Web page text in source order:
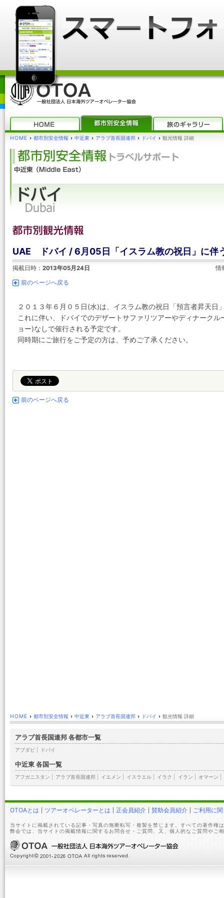
HOME › 都市別安全情報 › 中近東 › アラブ首長国連邦 › ドバイ › 観光情報 詳細
UAE ドバイ / 6月05日「イスラム教の祝日」に伴
掲載日時： 2013年05月24日 情
前のページへ戻る
２０１３年６月０５日(水)は、イスラム教の祝日「預言者昇天
これに伴い、ドバイでのデザートサファリツアーやディナーク
ョー)なしで催行される予定です。
同時期にご旅行をご予定の方は、予めご了承ください。
前のページへ戻る
HOME › 都市別安全情報 › 中近東 › アラブ首長国連邦 › ドバイ › 観光情報 詳細
アラブ首長国連邦 各都市一覧
アブダビ ドバイ
中近東 各国一覧
アフガニスタン アラブ首長国連邦 イエメン イスラエル イラク イラン オマーン
OTOAとは ツアーオペレーターとは 正会員紹介 賛助会員紹介 ご利用に
当サイトに掲載されている記事・写真の無断転写・複製を禁じます。すべての著作権
弊会では、当サイトの掲載情報に関するお問合せ・ご質問、又、個人的なご質問やご